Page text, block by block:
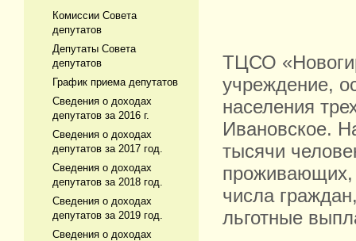
Комиссии Совета
депутатов
Депутаты Совета
депутатов
График приема депутатов
Сведения о доходах
депутатов за 2016 г.
Сведения о доходах
депутатов за 2017 год.
Сведения о доходах
депутатов за 2018 год.
Сведения о доходах
депутатов за 2019 год.
Сведения о доходах
ТЦСО
учреждение,
населения
Ивановское.
тысячи
проживающих,
числа
льготные